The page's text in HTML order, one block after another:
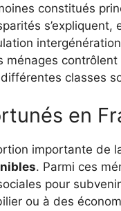
constitués
ménages
classes
en
importante de
. Parmi ces
pour
ou à des